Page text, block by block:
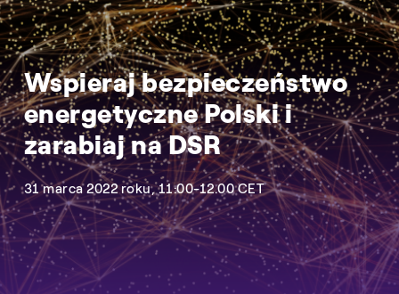
Wspieraj bezpieczeństwo
energetyczne Polski i
zarabiaj na DSR
31 marca 2022 roku, 11:00-12.00 CET